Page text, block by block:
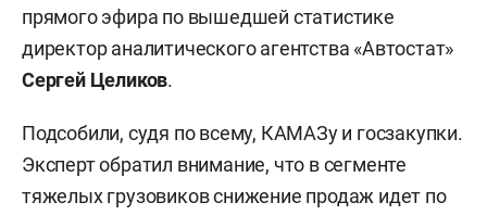
прямого эфира по вышедшей статистике
директор аналитического агентства «Автостат»
Сергей Целиков.
Подсобили, судя по всему, КАМАЗу и госзакупки.
Эксперт обратил внимание, что в сегменте
тяжелых грузовиков снижение продаж идет по